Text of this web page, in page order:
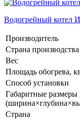
Водогрейный котел
Производитель
Страна производства
Вес
Площадь обогрева,
Способ установки
Габаритные
Страна